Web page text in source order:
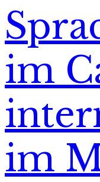
im
im